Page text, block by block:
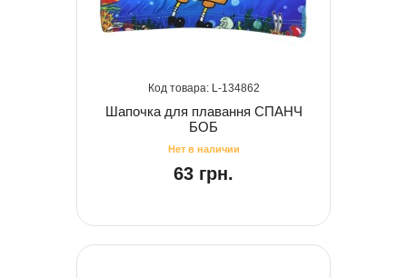
134862
Шапочка для плавання СПАНЧ
БОБ
63 грн.